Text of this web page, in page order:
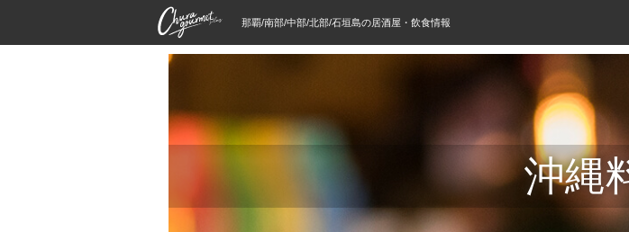
那覇/南部/中部/北部/石垣島の居酒屋・飲食情報
沖縄